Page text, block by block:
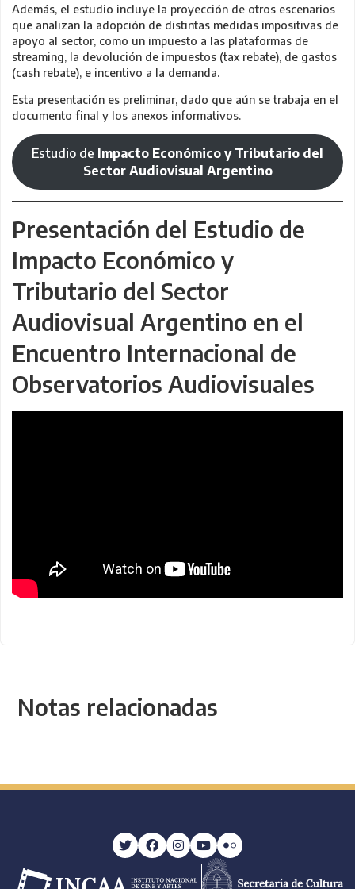
Además, el estudio incluye la proyección de otros escenarios
que analizan la adopción de distintas medidas impositivas de
apoyo al sector, como un impuesto a las plataformas de
streaming, la devolución de impuestos (tax rebate), de gastos
(cash rebate), e incentivo a la demanda.
Esta presentación es preliminar, dado que aún se trabaja en el
documento final y los anexos informativos.
Estudio de Impacto Económico y Tributario del
Sector Audiovisual Argentino
Presentación del Estudio de
Impacto Económico y
Tributario del Sector
Audiovisual Argentino en el
Encuentro Internacional de
Observatorios Audiovisuales
Notas relacionadas